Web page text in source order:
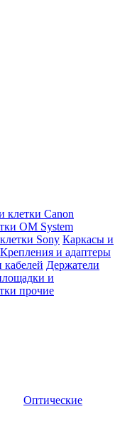
клетки Canon
OM System
Sony Каркасы и
Крепления и адаптеры
кабелей Держатели
и
прочие
Оптические